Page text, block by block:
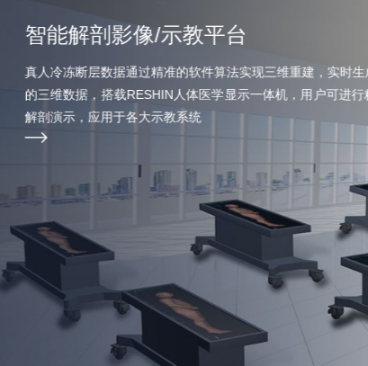
智能解剖影像/示教平台
真人冷冻断层数据通过精准的软件算法实现三维重建，实时
的三维数据，搭载RESHIN人体医学显示一体机，用户可进行
解剖演示，应用于各大示教系统